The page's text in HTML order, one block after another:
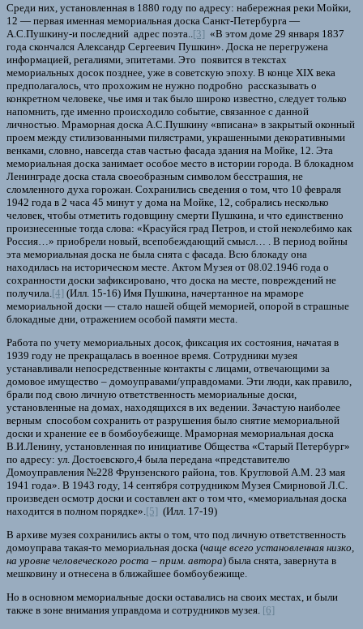
Среди них, установленная в 1880 году по адресу: набережная реки Мойки,
12 — первая именная мемориальная доска Санкт-Петербурга —
А.С.Пушкину-и последний адрес поэта.. [3] «В этом доме 29 января 1837
года скончался Александр Сергеевич Пушкин». Доска не перегружена
информацией, регалиями, эпитетами. Это появится в текстах
мемориальных досок позднее, уже в советскую эпоху. В конце XIX века
предполагалось, что прохожим не нужно подробно рассказывать о
конкретном человеке, чье имя и так было широко известно, следует только
напомнить, где именно происходило событие, связанное с данной
личностью. Мраморная доска А.С.Пушкину «вписана» в закрытый оконный
проем между стилизованными пилястрами, украшенными декоративными
венками, словно, навсегда став частью фасада здания на Мойке, 12. Эта
мемориальная доска занимает особое место в истории города. В блокадном
Ленинграде доска стала своеобразным символом бесстрашия, не
сломленного духа горожан. Сохранились сведения о том, что 10 февраля
1942 года в 2 часа 45 минут у дома на Мойке, 12, собрались несколько
человек, чтобы отметить годовщину смерти Пушкина, и что единственно
произнесенные тогда слова: «Красуйся град Петров, и стой неколебимо как
Россия…» приобрели новый, всепобеждающий смысл… . В период войны
эта мемориальная доска не была снята с фасада. Всю блокаду она
находилась на историческом месте. Актом Музея от 08.02.1946 года о
сохранности доски зафиксировано, что доска на месте, повреждений не
получила. [4] (Илл. 15-16) Имя Пушкина, начертанное на мраморе
мемориальной доски — стало нашей общей меморией, опорой в страшные
блокадные дни, отражением особой памяти места.
Работа по учету мемориальных досок, фиксация их состояния, начатая в
1939 году не прекращалась в военное время. Сотрудники музея
устанавливали непосредственные контакты с лицами, отвечающими за
домовое имущество – домоуправами/управдомами. Эти люди, как правило,
брали под свою личную ответственность мемориальные доски,
установленные на домах, находящихся в их ведении. Зачастую наиболее
верным способом сохранить от разрушения было снятие мемориальной
доски и хранение ее в бомбоубежище. Мраморная мемориальная доска
В.И.Ленину, установленная по инициативе Общества «Старый Петербург»
по адресу: ул. Достоевского,4 была передана «представителю
Домоуправления №228 Фрунзенского района, тов. Кругловой А.М. 23 мая
1941 года». В 1943 году, 14 сентября сотрудником Музея Смирновой Л.С.
произведен осмотр доски и составлен акт о том что, «мемориальная доска
находится в полном порядке». [5] (Илл. 17-19)
В архиве музея сохранились акты о том, что под личную ответственность
домоуправа такая-то мемориальная доска (чаще всего установленная низко,
на уровне человеческого роста – прим. автора) была снята, завернута в
мешковину и отнесена в ближайшее бомбоубежище.
Но в основном мемориальные доски оставались на своих местах, и были
также в зоне внимания управдома и сотрудников музея. [6]